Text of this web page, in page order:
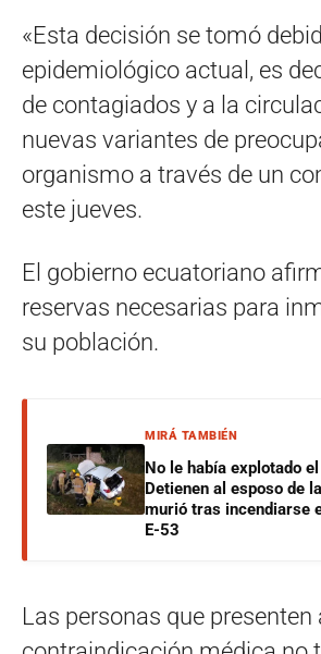
«Esta decisión se tomó
epidemiológico actual, es
de contagiados y a la
nuevas variantes de
organismo a través de un
este jueves.
El gobierno ecuatoriano
reservas necesarias para
su población.
MIRÁ TAMBIÉN
No le había explotado
Detienen al esposo de
murió tras incendiarse
E-53
Las personas que presenten